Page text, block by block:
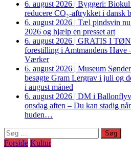
6. august 2026 | Byggeri:
reducere CO₂-aftrykket i dansk
6. august 2026 | Tæl pindsvin nu
2026 og hjælp en presset art
6. august 2026 | GRATIS I
forestilling i Amtmandens Have
Værker
6. august 2026 | Museum
besøgte Gram Lergrav i juli og
i august måned
6. august 2026 | DM i
onsdag aften – Du kan stadig
huden…
Søg
efter:
Forside Kultur